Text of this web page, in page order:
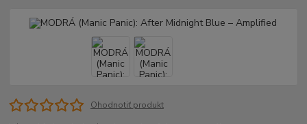
Ohodnotiť produkt